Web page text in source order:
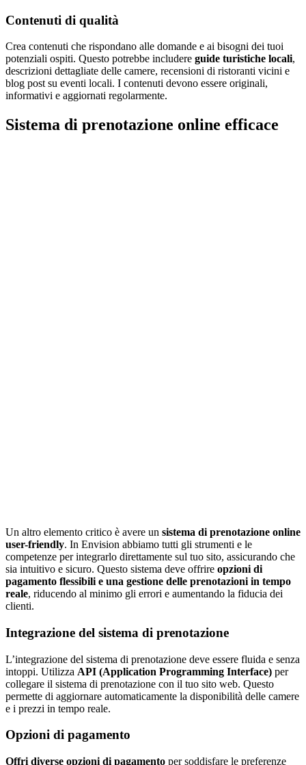
Contenuti di qualità
Crea contenuti che rispondano alle domande e ai bisogni dei tuoi
potenziali ospiti. Questo potrebbe includere guide turistiche locali,
descrizioni dettagliate delle camere, recensioni di ristoranti vicini e
blog post su eventi locali. I contenuti devono essere originali,
informativi e aggiornati regolarmente.
Sistema di prenotazione online efficace
Un altro elemento critico è avere un sistema di prenotazione online
user-friendly. In Envision abbiamo tutti gli strumenti e le
competenze per integrarlo direttamente sul tuo sito, assicurando che
sia intuitivo e sicuro. Questo sistema deve offrire opzioni di
pagamento flessibili e una gestione delle prenotazioni in tempo
reale, riducendo al minimo gli errori e aumentando la fiducia dei
clienti.
Integrazione del sistema di prenotazione
L’integrazione del sistema di prenotazione deve essere fluida e senza
intoppi. Utilizza API (Application Programming Interface) per
collegare il sistema di prenotazione con il tuo sito web. Questo
permette di aggiornare automaticamente la disponibilità delle camere
e i prezzi in tempo reale.
Opzioni di pagamento
Offri diverse opzioni di pagamento per soddisfare le preferenze